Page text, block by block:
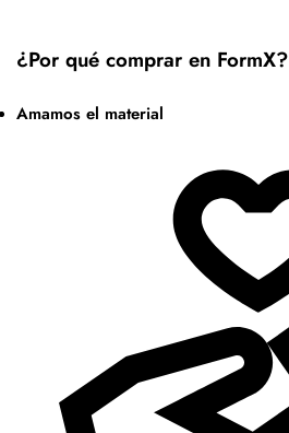
¿Por qué comprar en FormX?
Amamos el material